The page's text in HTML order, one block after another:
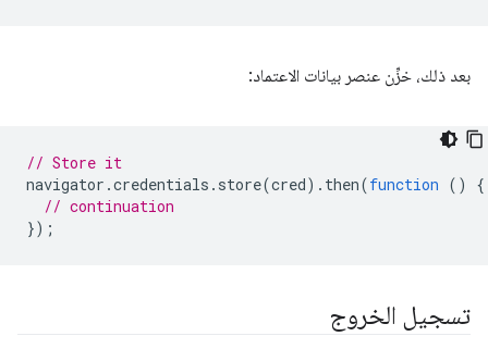
بعد ذلك، خزِّن عنصر بيانات الاعتماد:
// Store it
navigator .credentials . store(cred). then(function ()
{
// continuation
});
تسجيل الخروج